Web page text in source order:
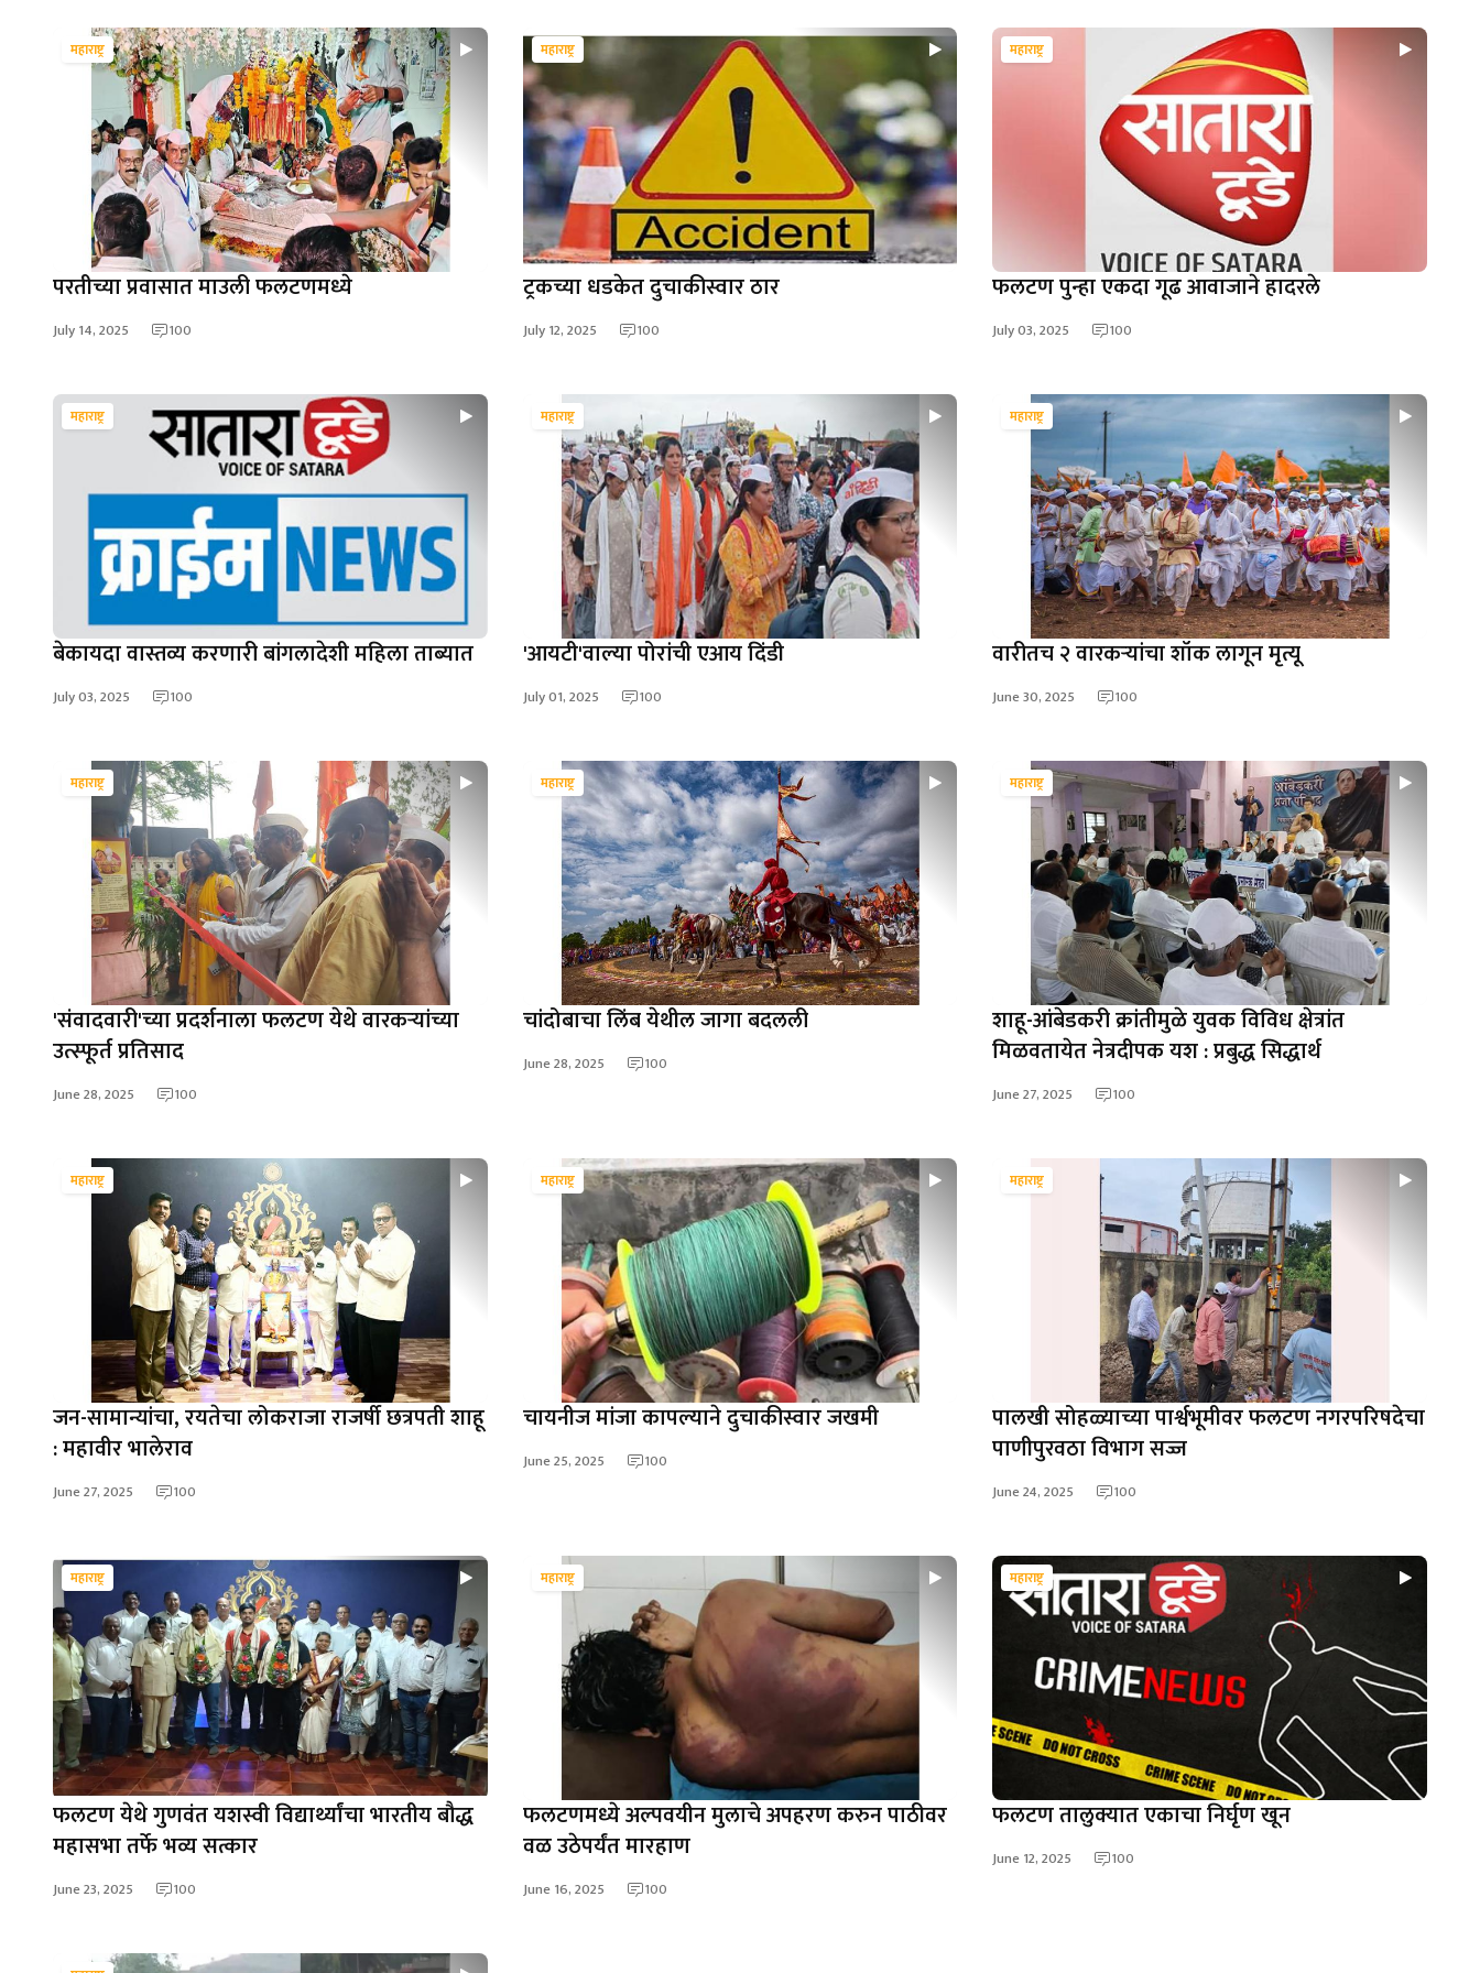
महाराष्ट्र
परतीच्या प्रवासात माउली फलटणमध्ये
July 14, 2025 100
महाराष्ट्र
ट्रकच्या धडकेत दुचाकीस्वार ठार
July 12, 2025 100
महाराष्ट्र
फलटण पुन्हा एकदा गूढ आवाजाने हादरले
July 03, 2025 100
महाराष्ट्र
बेकायदा वास्तव्य करणारी बांगलादेशी महिला ताब्यात
July 03, 2025 100
महाराष्ट्र
'आयटी'वाल्या पोरांची एआय दिंडी
July 01, 2025 100
महाराष्ट्र
वारीतच २ वारकऱ्यांचा शॉक लागून मृत्यू
June 30, 2025 100
महाराष्ट्र
'संवादवारी'च्या प्रदर्शनाला फलटण येथे वारकऱ्यांच्या
उत्स्फूर्त प्रतिसाद
June 28, 2025 100
महाराष्ट्र
चांदोबाचा लिंब येथील जागा बदलली
June 28, 2025 100
महाराष्ट्र
शाहू-आंबेडकरी क्रांतीमुळे युवक विविध क्षेत्रांत
मिळवतायेत नेत्रदीपक यश : प्रबुद्ध सिद्धार्थ
June 27, 2025 100
महाराष्ट्र
जन-सामान्यांचा, रयतेचा लोकराजा राजर्षी छत्रपती शाहू
: महावीर भालेराव
June 27, 2025 100
महाराष्ट्र
चायनीज मांजा कापल्याने दुचाकीस्वार जखमी
June 25, 2025 100
महाराष्ट्र
पालखी सोहळ्याच्या पार्श्वभूमीवर फलटण नगरपरिषदेचा
पाणीपुरवठा विभाग सज्ज
June 24, 2025 100
महाराष्ट्र
फलटण येथे गुणवंत यशस्वी विद्यार्थ्यांचा भारतीय बौद्ध
महासभा तर्फे भव्य सत्कार
June 23, 2025 100
महाराष्ट्र
फलटणमध्ये अल्पवयीन मुलाचे अपहरण करुन पाठीवर
वळ उठेपर्यंत मारहाण
June 16, 2025 100
महाराष्ट्र
फलटण तालुक्यात एकाचा निर्घृण खून
June 12, 2025 100